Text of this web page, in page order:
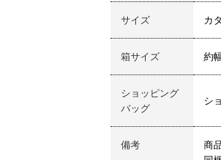
サイズ カ
箱サイズ 約
ショッピング
バッグ
シ
備考
商